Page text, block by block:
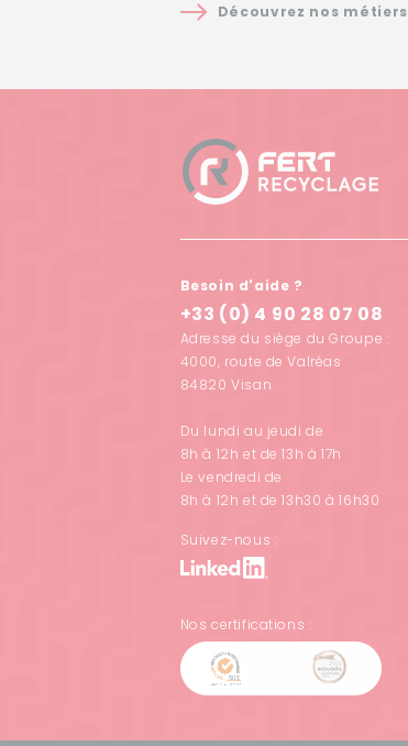
Découvrez nos métiers
Besoin d'aide ?
+33 (0) 4 90 28 07 08
Adresse du siège du Groupe :
4000, route de Valréas
84820 Visan
Du lundi au jeudi de
8h à 12h et de 13h à 17h
Le vendredi de
8h à 12h et de 13h30 à 16h30
Suivez-nous :
Nos certifications :